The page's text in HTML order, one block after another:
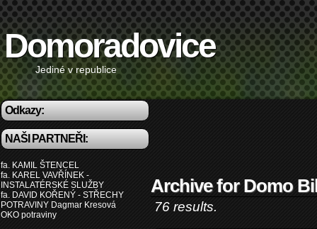
Domoradovice
Jediné v republice
Odkazy:
NAŠI PARTNEŘI:
fa. KAMIL ŠTENCEL
fa. KAREL VAVŘÍNEK -
INSTALATÉRSKÉ SLUŽBY
fa. DAVID KOŘENÝ - STŘECHY
POTRAVINY Dagmar Kresová
OKO potraviny
Archive for Domo
76 results.